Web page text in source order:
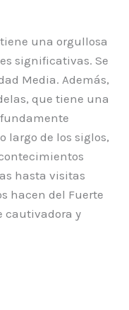
una orgullosa
significativas. Se
Media. Además,
que tiene una
largo de los siglos,
hasta visitas
hacen del Fuerte
cautivadora y